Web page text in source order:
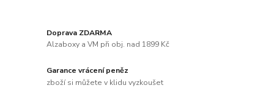
Doprava ZDARMA
Alzaboxy a VM při obj. nad 1899 Kč
Garance vrácení peněz
zboží si můžete v klidu vyzkoušet